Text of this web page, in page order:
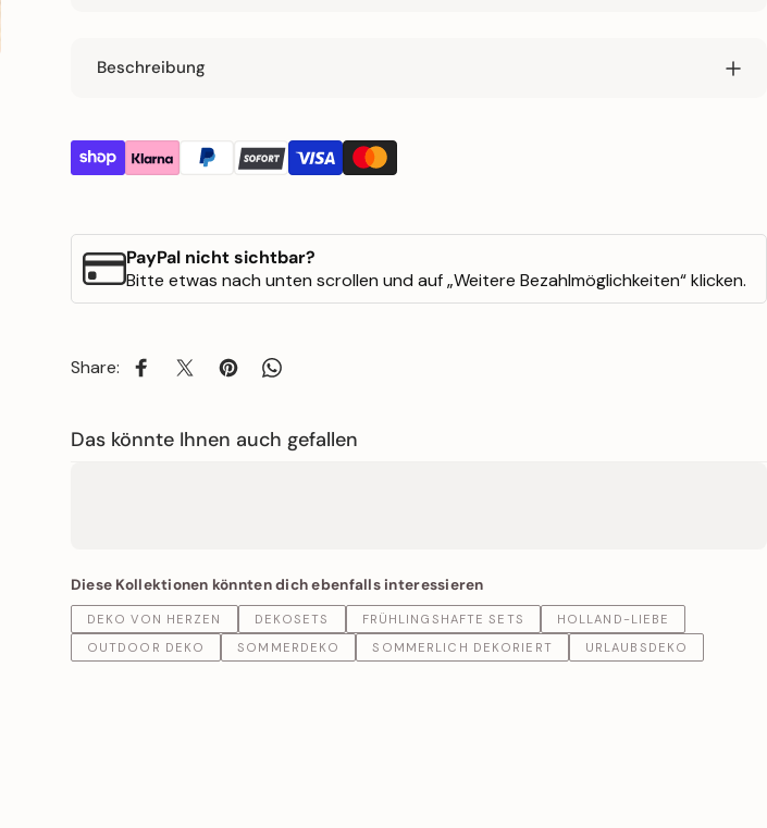
Beschreibung
PayPal nicht sichtbar?
Bitte etwas nach unten scrollen und auf „Weitere Bezahlmöglichkeiten“ klicken.
Share: Auf Facebook teilen
Auf X teilenAuf Pinterest pinnen
Auf WhatsApp teilen
Das könnte Ihnen auch gefallen
Diese Kollektionen könnten dich ebenfalls interessieren
DEKO VON HERZEN DEKOSETS FRÜHLINGSHAFTE SETS
HOLLAND-LIEBE
OUTDOOR DEKO
SOMMERDEKO SOMMERLICH DEKORIERT URLAUBSDEKO